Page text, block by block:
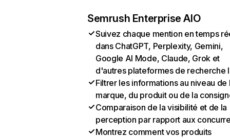
Semrush Enterprise AIO
Suivez chaque mention en temps
dans ChatGPT, Perplexity, Gemini,
Google AI Mode, Claude, Grok et
d'autres plateformes de recherche
Filtrer les informations au niveau de
marque, du produit ou de la
Comparaison de la visibilité et de la
perception par rapport aux
Montrez comment vos produits